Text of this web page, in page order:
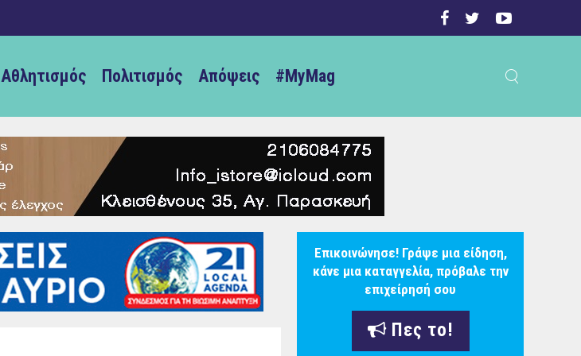
Αθλητισμός Πολιτισμός Απόψεις #MyMag
Επικοινώνησε! Γράψε μια είδηση,
κάνε μια καταγγελία, πρόβαλε την
επιχείρησή σου
Πες το!